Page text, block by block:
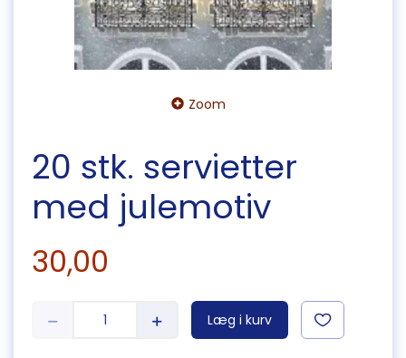
Zoom
20 stk. servietter
med julemotiv
30,00
Læg i kurv